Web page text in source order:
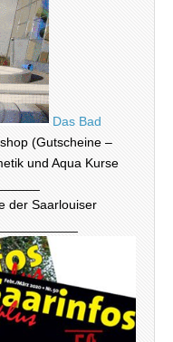
Das Bad
(Gutscheine –
und Aqua Kurse
der Saarlouiser